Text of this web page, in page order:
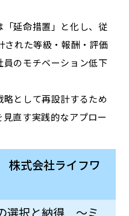
「延命措置」と化し、従
された等級・報酬・評価
のモチベーション低下
として再設計するため
直す実践的なアプロー
式会社ライフワ
選択と納得 ～ミ